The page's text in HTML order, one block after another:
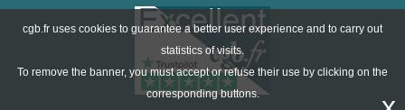
cgb.fr uses cookies to guarantee a better user experience and to carry out
statistics of visits.
To remove the banner, you must accept or refuse their use by clicking on the
corresponding buttons.